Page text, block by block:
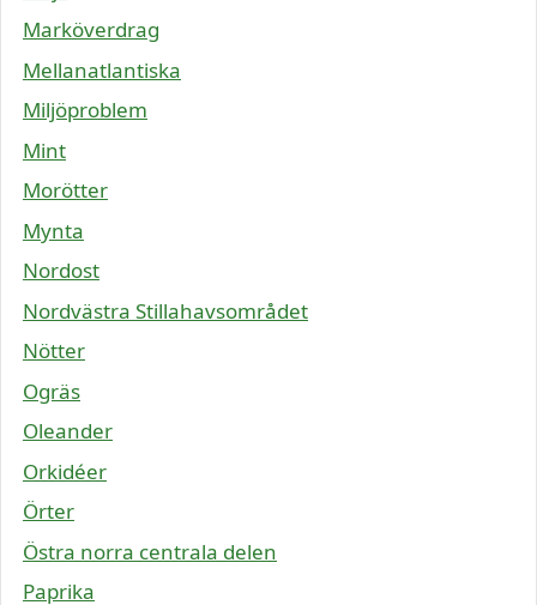
Marköverdrag
Mellanatlantiska
Miljöproblem
Mint
Morötter
Mynta
Nordost
Nordvästra Stillahavsområdet
Nötter
Ogräs
Oleander
Orkidéer
Örter
Östra norra centrala delen
Paprika